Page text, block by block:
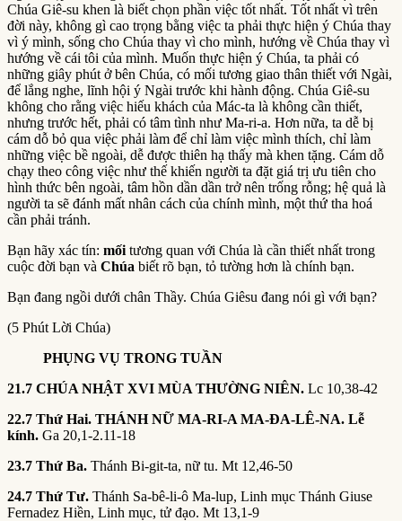
Chúa Giê-su khen là biết chọn phần việc tốt nhất. Tốt nhất vì trên
đời này, không gì cao trọng bằng việc ta phải thực hiện ý Chúa thay
vì ý mình, sống cho Chúa thay vì cho mình, hướng về Chúa thay vì
hướng về cái tôi của mình. Muốn thực hiện ý Chúa, ta phải có
những giây phút ở bên Chúa, có mối tương giao thân thiết với Ngài,
để lắng nghe, lĩnh hội ý Ngài trước khi hành động. Chúa Giê-su
không cho rằng việc hiếu khách của Mác-ta là không cần thiết,
nhưng trước hết, phải có tâm tình như Ma-ri-a. Hơn nữa, ta dễ bị
cám dỗ bỏ qua việc phải làm để chỉ làm việc mình thích, chỉ làm
những việc bề ngoài, dễ được thiên hạ thấy mà khen tặng. Cám dỗ
chạy theo công việc như thế khiến người ta đặt giá trị ưu tiên cho
hình thức bên ngoài, tâm hồn dần dần trở nên trống rỗng; hệ quả là
người ta sẽ đánh mất nhân cách của chính mình, một thứ tha hoá
cần phải tránh.
Bạn hãy xác tín: mối tương quan với Chúa là cần thiết nhất trong
cuộc đời bạn và Chúa biết rõ bạn, tỏ tường hơn là chính bạn.
Bạn đang ngồi dưới chân Thầy. Chúa Giêsu đang nói gì với bạn?
(5 Phút Lời Chúa)
PHỤNG VỤ TRONG TUẦN
21.7 CHÚA NHẬT XVI MÙA THƯỜNG NIÊN. Lc 10,38-42
22.7 Thứ Hai. THÁNH NỮ MA-RI-A MA-ĐA-LÊ-NA. Lễ
kính. Ga 20,1-2.11-18
23.7 Thứ Ba. Thánh Bi-git-ta, nữ tu. Mt 12,46-50
24.7 Thứ Tư. Thánh Sa-bê-li-ô Ma-lup, Linh mục Thánh Giuse
Fernadez Hiền, Linh mục, tử đạo. Mt 13,1-9